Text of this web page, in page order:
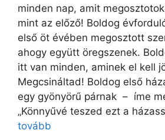
minden nap, amit
mint az előző! Boldog
első öt évében megosztott
ahogy együtt öregszenek.
itt van minden, aminek el kell
Megcsináltad! Boldog első
egy gyönyörű párnak – íme
„Könnyűvé teszed ezt a
tovább